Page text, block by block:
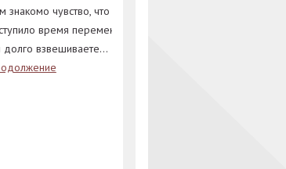
знакомо чувство, что
время перемен?
долго взвешиваете…